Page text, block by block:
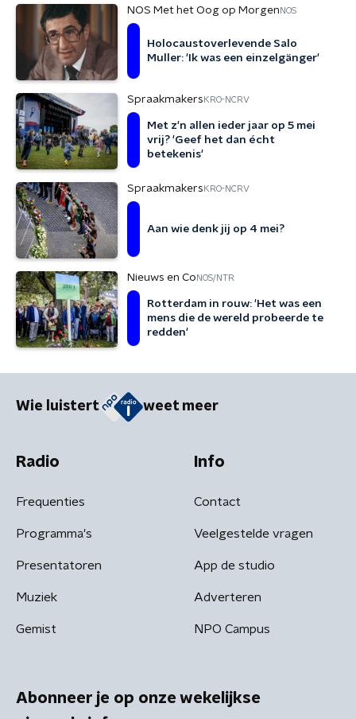
NOS Met het Oog op Morgen NOS
Holocaustoverlevende Salo
Muller: 'Ik was een einzelgänger'
Spraakmakers KRO-NCRV
Met z'n allen ieder jaar op 5 mei
vrij? 'Geef het dan écht
betekenis'
Spraakmakers KRO-NCRV
Aan wie denk jij op 4 mei?
Nieuws en Co NOS/NTR
Rotterdam in rouw: 'Het was een
mens die de wereld probeerde te
redden'
Wie luistert weet meer
Radio
Frequenties
Programma's
Presentatoren
Muziek
Gemist
Info
Contact
Veelgestelde vragen
App de studio
Adverteren
NPO Campus
Abonneer je op onze wekelijkse